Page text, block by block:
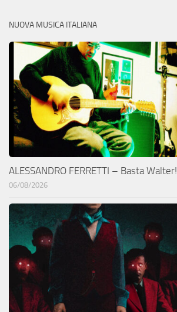
NUOVA MUSICA ITALIANA
ALESSANDRO FERRETTI – Basta Walter!
06/08/2026